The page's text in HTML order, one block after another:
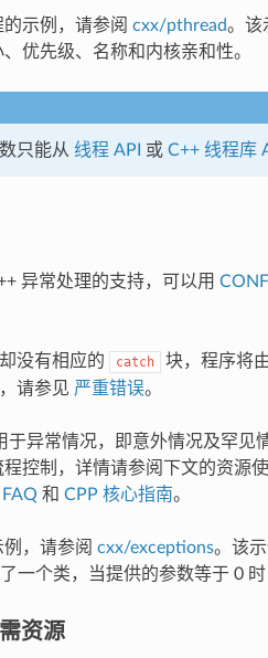
示例，请参阅 cxx/pthread。该
优先级、名称和内核亲和性。
只能从 线程 API 或 C++ 线程库
异常处理的支持，可以用
没有相应的 catch 块，程序将
请参见 严重错误。
于异常情况，即意外情况及罕见
控制，详情请参阅下文的资源
FAQ 和 CPP 核心指南。
，请参阅 cxx/exceptions。该
一个类，当提供的参数等于 0
资源